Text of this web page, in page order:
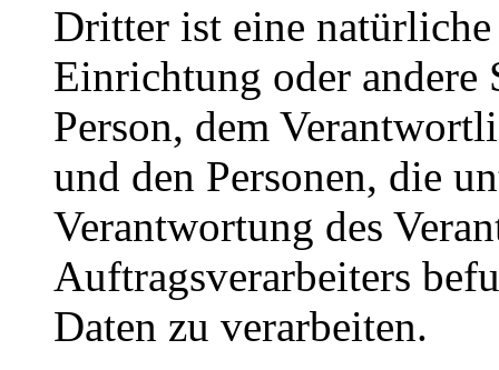
Dritter ist eine
Einrichtung oder andere
Person, dem
und den Personen, die
Verantwortung des
Auftragsverarbeiters
Daten zu verarbeiten.